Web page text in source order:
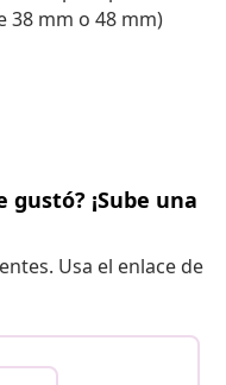
38 mm o 48 mm)
¡Sube una
Usa el enlace de